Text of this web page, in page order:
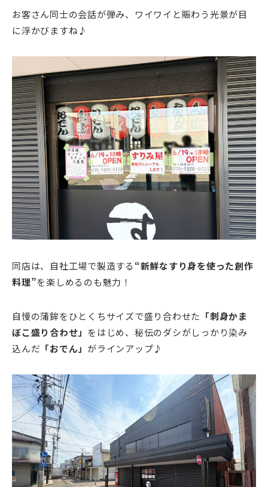
お客さん同士の会話が弾み、ワイワイと賑わう光景が目
に浮かびますね♪
同店は、自社工場で製造する “新鮮なすり身を使った創作
料理”を楽しめるのも魅力！
自慢の蒲鉾をひとくちサイズで盛り合わせた 「刺身かま
ぼこ盛り合わせ」 をはじめ、秘伝のダシがしっかり染み
込んだ 「おでん」 がラインアップ♪